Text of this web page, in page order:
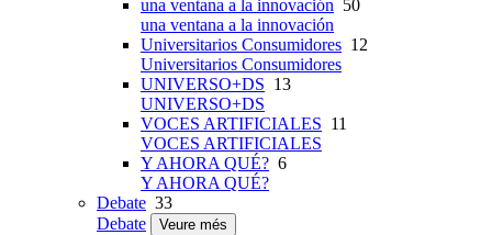
una ventana a la innovación 50
una ventana a la innovación
Universitarios Consumidores 12
Universitarios Consumidores
UNIVERSO+DS 13
UNIVERSO+DS
VOCES ARTIFICIALES 11
VOCES ARTIFICIALES
Y AHORA QUÉ? 6
Y AHORA QUÉ?
Debate 33
Debate
Veure més